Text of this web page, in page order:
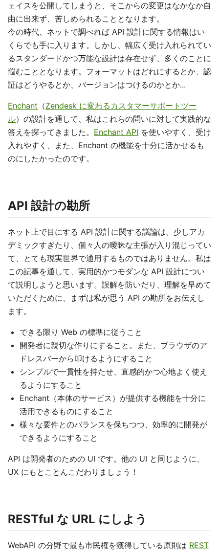
ェイスを公開してしまうと、そこからの変更はなかなか自
由に出来ず、苦しめられることとなります。
今の時代、ネットで調べれば API 設計に関する情報はい
くらでも手に入ります。しかし、幅広く受け入れられてい
るスタンダードかつ万能な設計は存在せず、多くのことに
悩むこととなります。フォーマットはどれにするとか、認
証はどうやるとか、バージョンはつけるのかとか...
Enchant （Zendesk に変わるカスタマーサポートツー
ル）の設計を通して、私はこれらの問いに対して実践的な
答えを探ってきました。 Enchant API を使いやすく、受け
入れやすく、また、Enchant の機能を十分に活かせるも
のにしたかったのです。
API 設計の勘所
ネット上で目にする API 設計に関する議論は、少しアカ
デミックすぎたり、個々人の曖昧な主張が入り混じってい
て、とても現実世界で通用するものではありません。私は
この記事を通して、実用的かつモダンな API 設計につい
て説明しようと思います。誤解を防いだり、理解を早めて
いただくために、まずは私が思う API の勘所をお伝えし
ます。
できる限り Web の標準に従うこと
開発者に親切な作りにすること。また、ブラウザのア
ドレスバーから叩けるようにすること
シンプルで一貫性を持たせ、直感的かつ心地よく使え
るようにすること
Enchant（本体のサービス）が提供する機能を十分に
活用できるものにすること
様々な要件とのバランスを保ちつつ、効率的に開発が
できるようにすること
API は開発者のための UI です。他の UI と同じように、
UX にもとことんこだわりましょう！
RESTful な URL にしよう
WebAPI の分野で最も市民権を獲得している原則は REST